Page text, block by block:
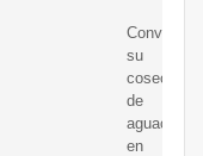
Convierta
su
cosecha
de
aguacates
en